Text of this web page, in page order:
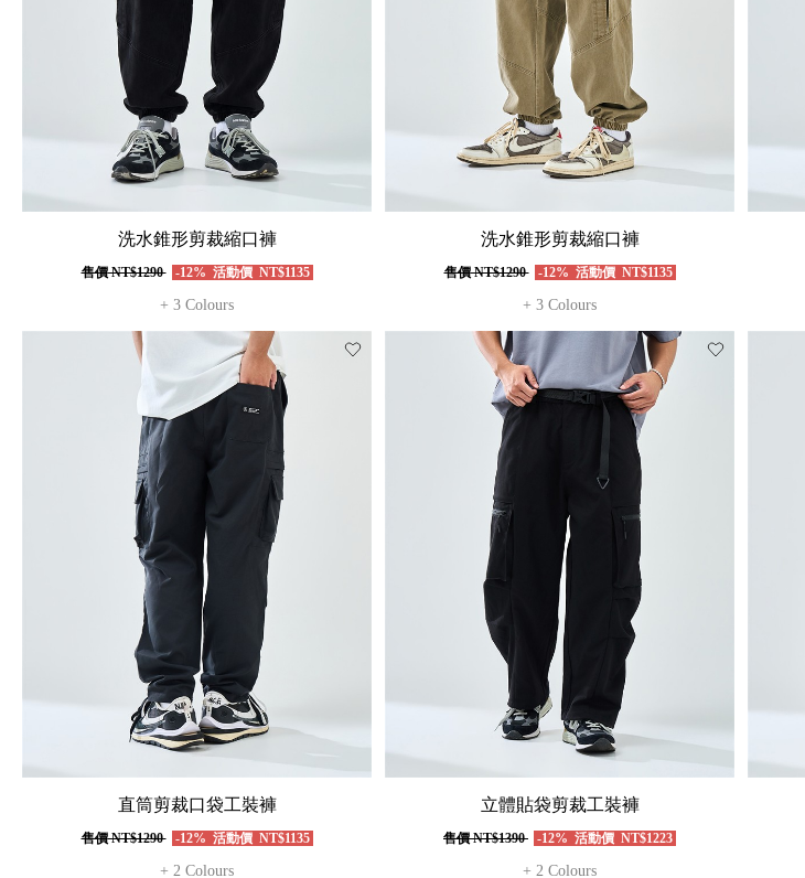
洗水錐形剪裁縮口褲
售價NT$1290 -12% 活動價NT$1135
+ 3 Colours
洗水錐形剪裁縮口褲
售價NT$1290 -12% 活動價NT$1135
+ 3 Colours
直筒剪裁口袋工裝褲
售價NT$1290 -12% 活動價NT$1135
+ 2 Colours
立體貼袋剪裁工裝褲
售價NT$1390 -12% 活動價 NT$1223
+ 2 Colours